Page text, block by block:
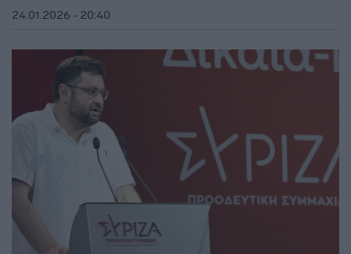
24.01.2026 - 20:40